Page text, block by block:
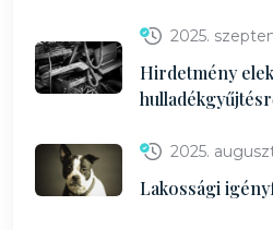
2025.
Hirdetmény
2025.
Lakossági